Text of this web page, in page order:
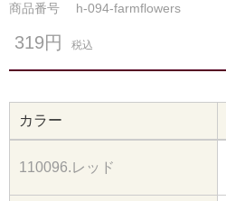
商品番号 h-094-farmflowers
319円 税込
カラー
110096.レッド